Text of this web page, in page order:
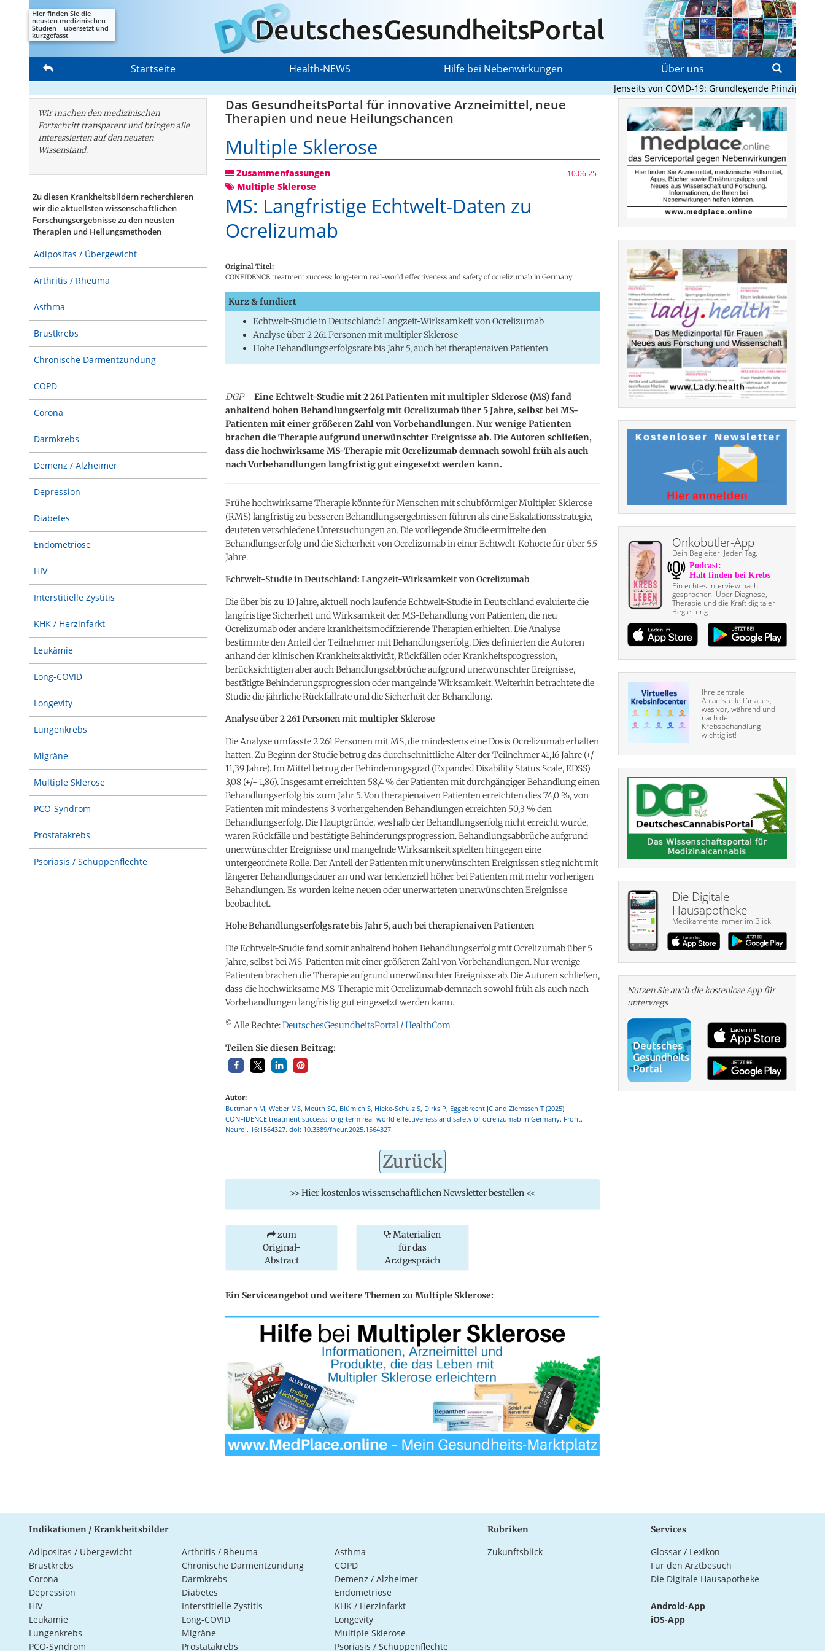
Hier finden Sie die
neusten medizinischen
Studien – übersetzt und
kurzgefasst
Startseite Health-NEWS Hilfe bei Nebenwirkungen Über uns
Jenseits von COVID-19: Grundlegende Prinzipien, die
Wir machen den medizinischen
Fortschritt transparent und bringen alle
Interessierten auf den neusten
Wissenstand.
Zu diesen Krankheitsbildern recherchieren
wir die aktuellsten wissenschaftlichen
Forschungs­ergebnisse zu den neusten
Therapien und Heilungsmethoden
Adipositas / Übergewicht
Arthritis / Rheuma
Asthma
Brustkrebs
Chronische Darmentzündung
COPD
Corona
Darmkrebs
Demenz / Alzheimer
Depression
Diabetes
Endometriose
HIV
Interstitielle Zystitis
KHK / Herzinfarkt
Leukämie
Long-COVID
Longevity
Lungenkrebs
Migräne
Multiple Sklerose
PCO-Syndrom
Prostatakrebs
Psoriasis / Schuppenflechte
Das GesundheitsPortal für innovative Arzneimittel, neue
Therapien und neue Heilungschancen
Multiple Sklerose
Zusammenfassungen 10.06.25
Multiple Sklerose
MS: Langfristige Echtwelt-Daten zu
Ocrelizumab
Original Titel:
CONFIDENCE treatment success: long-term real-world effectiveness and safety of ocrelizumab in Germany
Kurz & fundiert
Echtwelt-Studie in Deutschland: Langzeit-Wirksamkeit von Ocrelizumab
Analyse über 2 261 Personen mit multipler Sklerose
Hohe Behandlungserfolgsrate bis Jahr 5, auch bei therapienaiven Patienten
DGP– Eine Echtwelt-Studie mit 2 261 Patienten mit multipler Sklerose (MS) fand
anhaltend hohen Behandlungserfolg mit Ocrelizumab über 5 Jahre, selbst bei MS-
Patienten mit einer größeren Zahl von Vorbehandlungen. Nur wenige Patienten
brachen die Therapie aufgrund unerwünschter Ereignisse ab. Die Autoren schließen,
dass die hochwirksame MS-Therapie mit Ocrelizumab demnach sowohl früh als auch
nach Vorbehandlungen langfristig gut eingesetzt werden kann.
Frühe hochwirksame Therapie könnte für Menschen mit schubförmiger Multipler Sklerose
(RMS) langfristig zu besseren Behandlungsergebnissen führen als eine Eskalationsstrategie,
deuteten verschiedene Untersuchungen an. Die vorliegende Studie ermittelte den
Behandlungserfolg und die Sicherheit von Ocrelizumab in einer Echtwelt-Kohorte für über 5,5
Jahre.
Echtwelt-Studie in Deutschland: Langzeit-Wirksamkeit von Ocrelizumab
Die über bis zu 10 Jahre, aktuell noch laufende Echtwelt-Studie in Deutschland evaluierte die
langfristige Sicherheit und Wirksamkeit der MS-Behandlung von Patienten, die neu
Ocrelizumab oder andere krankheitsmodifzierende Therapien erhielten. Die Analyse
bestimmte den Anteil der Teilnehmer mit Behandlungserfolg. Dies definierten die Autoren
anhand der klinischen Krankheitsaktivität, Rückfällen oder Krankheitsprogression,
berücksichtigten aber auch Behandlungsabbrüche aufgrund unerwünschter Ereignisse,
bestätigte Behinderungsprogression oder mangelnde Wirksamkeit. Weiterhin betrachtete die
Studie die jährliche Rückfallrate und die Sicherheit der Behandlung.
Analyse über 2 261 Personen mit multipler Sklerose
Die Analyse umfasste 2 261 Personen mit MS, die mindestens eine Dosis Ocrelizumab erhalten
hatten. Zu Beginn der Studie betrug das durchschnittliche Alter der Teilnehmer 41,16 Jahre (+/-
11,39 Jahre). Im Mittel betrug der Behinderungsgrad (Expanded Disability Status Scale, EDSS)
3,08 (+/- 1,86). Insgesamt erreichten 58,4 % der Patienten mit durchgängiger Behandlung einen
Behandlungserfolg bis zum Jahr 5. Von therapienaiven Patienten erreichten dies 74,0 %, von
Patienten mit mindestens 3 vorhergehenden Behandlungen erreichten 50,3 % den
Behandlungserfolg. Die Hauptgründe, weshalb der Behandlungserfolg nicht erreicht wurde,
waren Rückfälle und bestätigte Behinderungsprogression. Behandlungsabbrüche aufgrund
unerwünschter Ereignisse und mangelnde Wirksamkeit spielten hingegen eine
untergeordnete Rolle. Der Anteil der Patienten mit unerwünschten Ereignissen stieg nicht mit
längerer Behandlungsdauer an und war tendenziell höher bei Patienten mit mehr vorherigen
Behandlungen. Es wurden keine neuen oder unerwarteten unerwünschten Ereignisse
beobachtet.
Hohe Behandlungserfolgsrate bis Jahr 5, auch bei therapienaiven Patienten
Die Echtwelt-Studie fand somit anhaltend hohen Behandlungserfolg mit Ocrelizumab über 5
Jahre, selbst bei MS-Patienten mit einer größeren Zahl von Vorbehandlungen. Nur wenige
Patienten brachen die Therapie aufgrund unerwünschter Ereignisse ab. Die Autoren schließen,
dass die hochwirksame MS-Therapie mit Ocrelizumab demnach sowohl früh als auch nach
Vorbehandlungen langfristig gut eingesetzt werden kann.
© Alle Rechte:DeutschesGesundheitsPortal / HealthCom
Teilen Sie diesen Beitrag:
Autor:
Buttmann M, Weber MS, Meuth SG, Blümich S, Hieke-Schulz S, Dirks P, Eggebrecht JC and Ziemssen T (2025)
CONFIDENCE treatment success: long-term real-world effectiveness and safety of ocrelizumab in Germany. Front.
Neurol. 16:1564327. doi: 10.3389/fneur.2025.1564327
Zurück
>> Hier kostenlos wissenschaftlichen Newsletter bestellen <<
zum
Original-
Abstract
Materialien
für das
Arztgespräch
Ein Serviceangebot und weitere Themen zu Multiple Sklerose:
Onkobutler-App
Dein Begleiter. Jeden Tag.
Ein echtes Interview nach­
gesprochen. Über Diagnose,
Therapie und die Kraft digitaler
Begleitung
Ihre zentrale
Anlaufstelle für alles,
was vor, während und
nach der
Krebsbehandlung
wichtig ist!
Die Digitale
Hausapotheke
Medikamente immer im Blick
Nutzen Sie auch die kosten­lose App für
unterwegs
Indikationen / Krankheitsbilder
Adipositas / Übergewicht Arthritis / Rheuma
Asthma
Brustkrebs
Chronische Darmentzündung
COPD
Corona
Darmkrebs
Demenz / Alzheimer
Depression
Diabetes
Endometriose
HIV
Interstitielle Zystitis
KHK / Herzinfarkt
Leukämie
Long-COVID
Longevity
Lungenkrebs
Migräne
Multiple Sklerose
PCO-Syndrom
Prostatakrebs Psoriasis / Schuppenflechte
Rubriken
Zukunftsblick
Services
Glossar / Lexikon
Für den Arztbesuch
Die Digitale Hausapotheke
Android-App
iOS-App